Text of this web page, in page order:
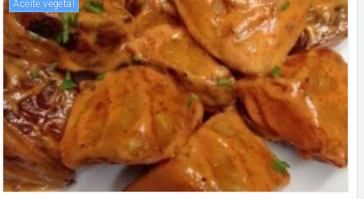
aceite vegetal